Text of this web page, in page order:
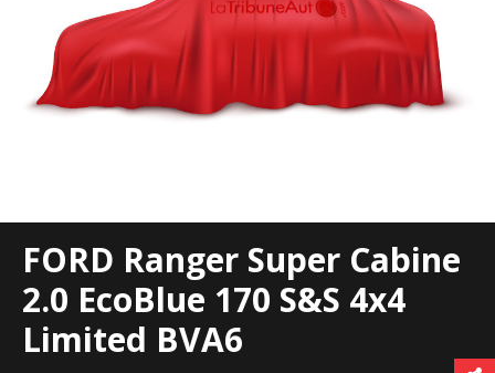
FORD Ranger Super Cabine
2.0 EcoBlue 170 S&S 4x4
Limited BVA6